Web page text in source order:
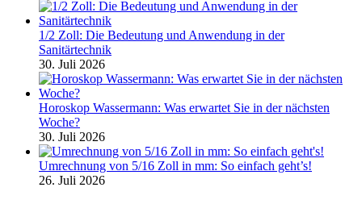
1/2 Zoll: Die Bedeutung und Anwendung in der
Sanitärtechnik
30. Juli 2026
Horoskop Wassermann: Was erwartet Sie in der nächsten
Woche?
30. Juli 2026
Umrechnung von 5/16 Zoll in mm: So einfach geht’s!
26. Juli 2026